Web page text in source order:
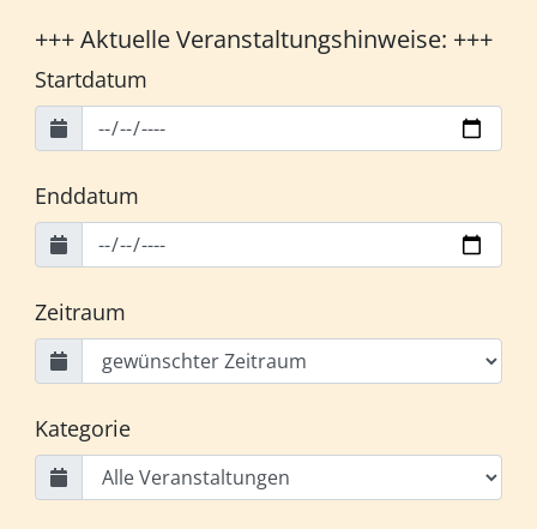
+++ Aktuelle Veranstaltungshinweise: +++
Startdatum
Enddatum
Zeitraum
Kategorie